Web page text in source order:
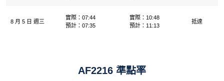
8 月 5 日 週三
實際：07:44
預計：07:35
實際：10:48
預計：11:13
抵達
AF2216 準點率